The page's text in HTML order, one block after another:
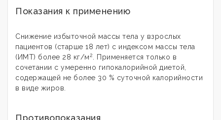
Показания к применению
Снижение избыточной массы тела у взрослых
пациентов (старше 18 лет) с индексом массы тела
(ИМТ) более 28 кг/м2
. Применяется только в
сочетании с умеренно гипокалорийной диетой,
содержащей не более 30 % суточной калорийности
в виде жиров.
Противопоказания